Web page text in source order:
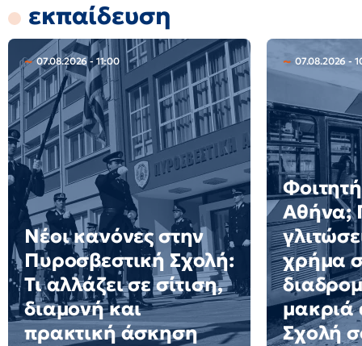
εκπαίδευση
07.08.2026 - 11:00
Νέοι κανόνες στην
Πυροσβεστική Σχολή:
Τι αλλάζει σε σίτιση,
διαμονή και
πρακτική άσκηση
07.08.2026 -
Αθήνα;
χρήμα
μακριά
Σχολή